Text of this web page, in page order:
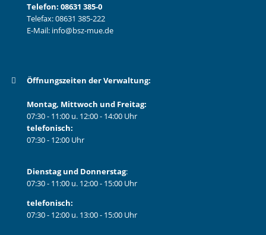
Telefon: 08631 385-0
Telefax: 08631 385-222
E-Mail: info@bsz-mue.de
Öffnungszeiten der Verwaltung:
Montag, Mittwoch und Freitag:
07:30 - 11:00 u. 12:00 - 14:00 Uhr
telefonisch:
07:30 - 12:00 Uhr
Dienstag und Donnerstag:
07:30 - 11:00 u. 12:00 - 15:00 Uhr
telefonisch:
07:30 - 12:00 u. 13:00 - 15:00 Uhr